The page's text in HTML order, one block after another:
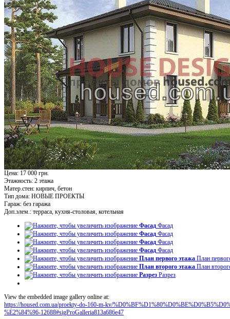
Цена: 17 000 грн.
Этажность: 2 этажа
Матер.стен: кирпич, бетон
Тип дома: НОВЫЕ ПРОЕКТЫ
Гараж: без гаража
Доп.элем.: терраса, кухня-столовая, котельная
Фасад Фасад
Фасад Фасад
Фасад Фасад
Фасад Фасад
План первого этажа План
План второго этажа План
Разрез Разрез
View the embedded image gallery online at:
https://housed.com.ua/proekty-do-160-m-kv/
%E2%84%96-12688#sigProGalleria813a686e47